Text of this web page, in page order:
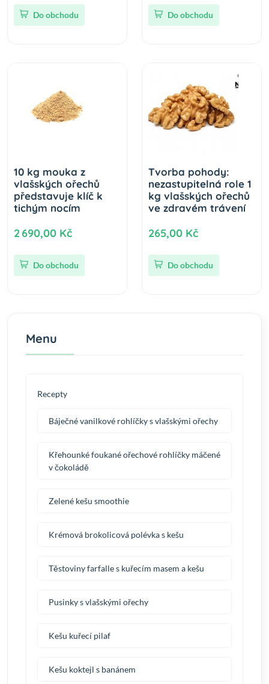
Do obchodu Do obchodu
10 kg mouka z
vlašských ořechů
představuje klíč k
tichým nocím
2 690,00 Kč
Do obchodu
Tvorba pohody:
nezastupitelná role 1
kg vlašských ořechů
ve zdravém trávení
265,00 Kč
Do obchodu
Menu
Recepty
Báječné vanilkové rohlíčky s vlašskými ořechy
Křehounké foukané ořechové rohlíčky máčené
v čokoládě
Zelené kešu smoothie
Krémová brokolicová polévka s kešu
Těstoviny farfalle s kuřecím masem a kešu
Pusinky s vlašskými ořechy
Kešu kuřecí pilaf
Kešu koktejl s banánem